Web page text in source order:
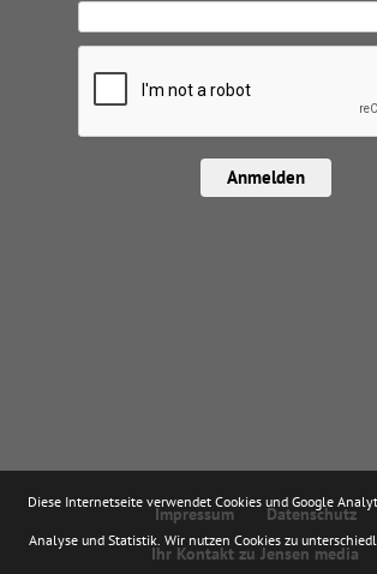
Anmelden
Impressum
Datenschutz
Ihr Kontakt zu Jensen media
Diese Internetseite verwendet Cookies und Google
Analyse und Statistik. Wir nutzen Cookies zu